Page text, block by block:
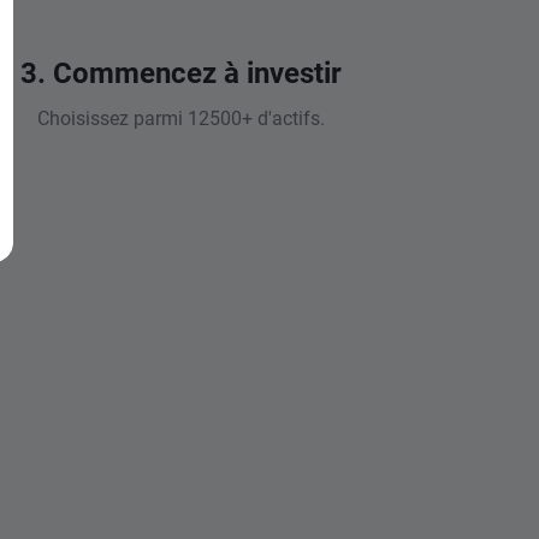
3. Commencez à investir
Choisissez parmi 12500+ d'actifs.